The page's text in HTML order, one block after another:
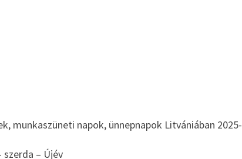
munkaszüneti napok, ünnepnapok Litvániában
szerda – Újév